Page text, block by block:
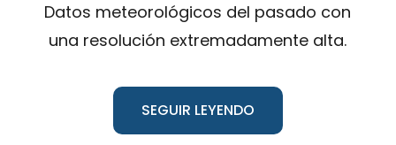
Datos meteorológicos del pasado con
una resolución extremadamente alta.
SEGUIR LEYENDO